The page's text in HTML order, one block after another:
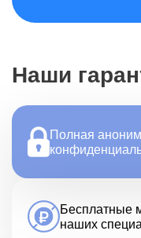
Наши
Полная
Бесплатные
наших